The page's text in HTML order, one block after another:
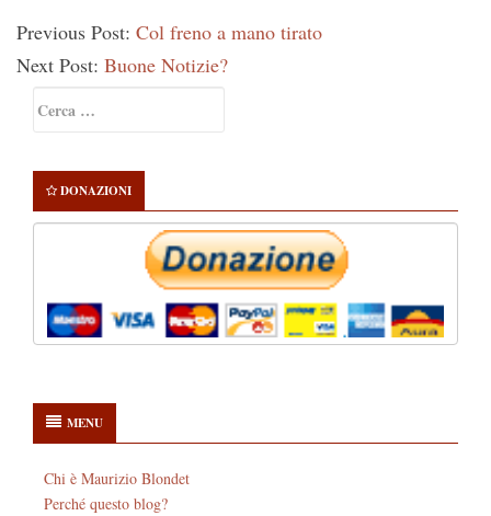
Previous Post: Col freno a mano tirato
Next Post: Buone Notizie?
Sidebar
per:
DONAZIONI
MENU
Chi è Maurizio Blondet
Perché questo blog?